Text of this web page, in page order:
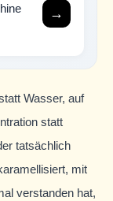
→
Wasser, auf
statt
tatsächlich
mit
verstanden hat,